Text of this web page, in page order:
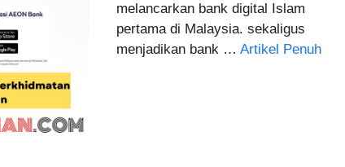
melancarkan bank digital Islam
pertama di Malaysia. sekaligus
menjadikan bank … Artikel Penuh